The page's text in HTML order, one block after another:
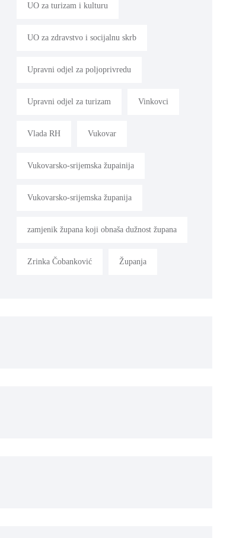
UO za turizam i kulturu
UO za zdravstvo i socijalnu skrb
Upravni odjel za poljoprivredu
Upravni odjel za turizam Vinkovci
Vlada RH Vukovar
Vukovarsko-srijemska župainija
Vukovarsko-srijemska županija
zamjenik župana koji obnaša dužnost župana
Zrinka Čobanković Županja